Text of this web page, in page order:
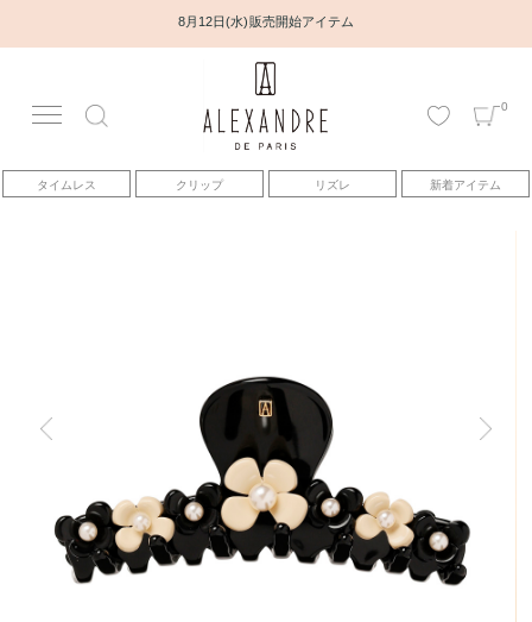
8月12日(水) 販売開始アイテム
0
タイムレス クリップ リズレ 新着アイテム
アカウント
アイテム
トピックス
ヘアアレンジ動画
ヒストリー